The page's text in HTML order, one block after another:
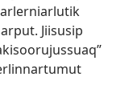
Jiisusip